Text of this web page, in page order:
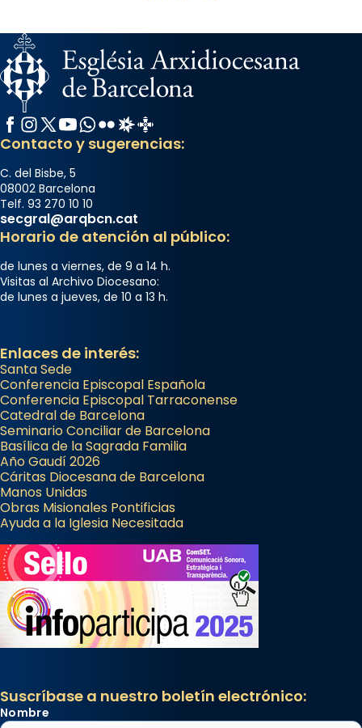
Facebook
Instagram
X / Twitter
YouTube
WhatsApp
FlickrRadio Estel
Catalunya Cristiana
Contacto y sugerencias:
C. del Bisbe, 5
08002 Barcelona
Telf. 93 270 10 10
secgral@arqbcn.cat
Horario de atención al público:
de lunes a viernes, de 9 a 14 h.
Visitas al Archivo Diocesano:
de lunes a jueves, de 10 a 13 h.
Enlaces de interés:
Santa Sede
Conferencia Episcopal Española
Conferencia Episcopal Tarraconense
Catedral de Barcelona
Seminario Conciliar de Barcelona
Basílica de la Sagrada Familia
Año Gaudí 2026
Cáritas Diocesana de Barcelona
Manos Unidas
Obras Misionales Pontificias
Ayuda a la Iglesia Necesitada
Suscríbase a nuestro boletín electrónico:
Nombre